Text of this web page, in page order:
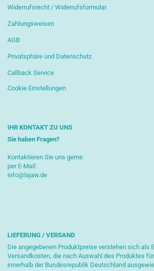
Widerrufsrecht / Widerrufsformular
Zahlungsweisen
AGB
Privatsphäre und Datenschutz
Callback Service
Cookie Einstellungen
IHR KONTAKT ZU UNS
Sie haben Fragen?
Kontaktieren Sie uns gerne
per E-Mail:
info@lajaw.de
LIEFERUNG / VERSAND
Die angegebenen Produktpreise verstehen sich als
Versandkosten, die nach Auswahl des Produktes
innerhalb der Bundesrepublik Deutschland